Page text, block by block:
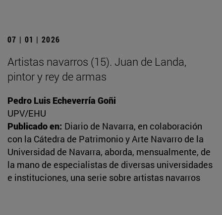
07 | 01 | 2026
Artistas navarros (15). Juan de Landa,
pintor y rey de armas
Pedro Luis Echeverría Goñi
UPV/EHU
Publicado en: Diario de Navarra, en colaboración
con la Cátedra de Patrimonio y Arte Navarro de la
Universidad de Navarra, aborda, mensualmente, de
la mano de especialistas de diversas universidades
e instituciones, una serie sobre artistas navarros